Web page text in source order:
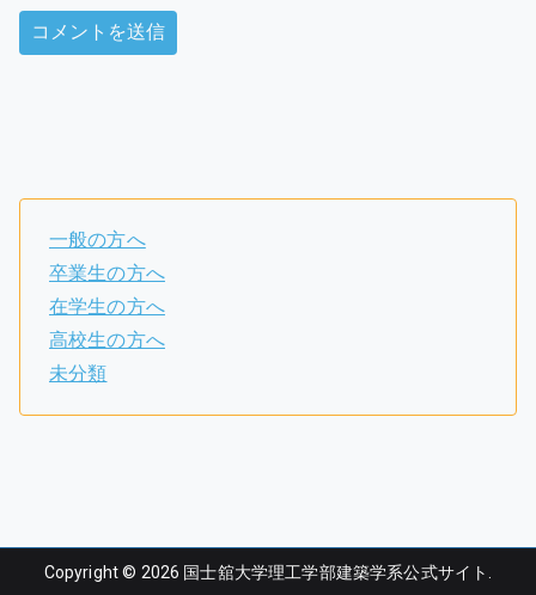
一般の方へ
卒業生の方へ
在学生の方へ
高校生の方へ
未分類
Copyright © 2026 国士舘大学理工学部建築学系公式サイト